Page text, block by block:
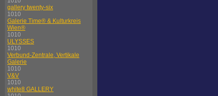
gallery twenty-six
1010
Galerie Time® & Kulturkreis
Wien®
1010
ULYSSES
1010
Verbund-Zentrale, Vertikale
Galerie
1010
V&V
1010
white8 GALLERY